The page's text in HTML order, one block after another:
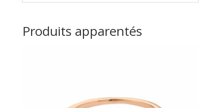
Produits apparentés